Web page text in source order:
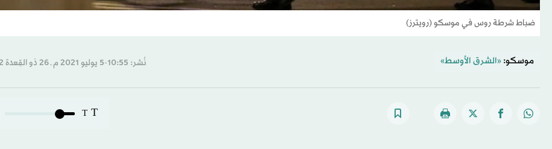
ضباط شرطة روس في موسكو (رويترز)
موسكو: «الشرق الأوسط» نُشر: 10:55-5 يوليو 2021 م ـ 26 ذو القِعدة 1442 هـ
T
T